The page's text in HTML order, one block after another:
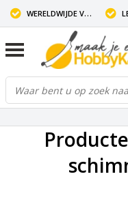
WERELDWIJDE VERZENDING